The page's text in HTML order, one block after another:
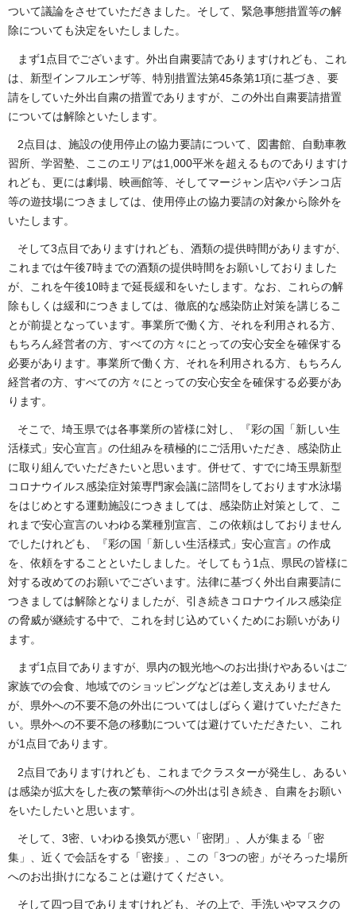
ついて議論をさせていただきました。そして、緊急事態措置等の解
除についても決定をいたしました。
まず1点目でございます。外出自粛要請でありますけれども、これ
は、新型インフルエンザ等、特別措置法第45条第1項に基づき、要
請をしていた外出自粛の措置でありますが、この外出自粛要請措置
については解除といたします。
2点目は、施設の使用停止の協力要請について、図書館、自動車教
習所、学習塾、ここのエリアは1,000平米を超えるものでありますけ
れども、更には劇場、映画館等、そしてマージャン店やパチンコ店
等の遊技場につきましては、使用停止の協力要請の対象から除外を
いたします。
そして3点目でありますけれども、酒類の提供時間がありますが、
これまでは午後7時までの酒類の提供時間をお願いしておりました
が、これを午後10時まで延長緩和をいたします。なお、これらの解
除もしくは緩和につきましては、徹底的な感染防止対策を講じるこ
とが前提となっています。事業所で働く方、それを利用される方、
もちろん経営者の方、すべての方々にとっての安心安全を確保する
必要があります。事業所で働く方、それを利用される方、もちろん
経営者の方、すべての方々にとっての安心安全を確保する必要があ
ります。
そこで、埼玉県では各事業所の皆様に対し、『彩の国「新しい生
活様式」安心宣言』の仕組みを積極的にご活用いただき、感染防止
に取り組んでいただきたいと思います。併せて、すでに埼玉県新型
コロナウイルス感染症対策専門家会議に諮問をしております水泳場
をはじめとする運動施設につきましては、感染防止対策として、こ
れまで安心宣言のいわゆる業種別宣言、この依頼はしておりません
でしたけれども、『彩の国「新しい生活様式」安心宣言』の作成
を、依頼をすることといたしました。そしてもう1点、県民の皆様に
対する改めてのお願いでございます。法律に基づく外出自粛要請に
つきましては解除となりましたが、引き続きコロナウイルス感染症
の脅威が継続する中で、これを封じ込めていくためにお願いがあり
ます。
まず1点目でありますが、県内の観光地へのお出掛けやあるいはご
家族での会食、地域でのショッピングなどは差し支えありません
が、県外への不要不急の外出についてはしばらく避けていただきた
い。県外への不要不急の移動については避けていただきたい、これ
が1点目であります。
2点目でありますけれども、これまでクラスターが発生し、あるい
は感染が拡大をした夜の繁華街への外出は引き続き、自粛をお願い
をいたしたいと思います。
そして、3密、いわゆる換気が悪い「密閉」、人が集まる「密
集」、近くで会話をする「密接」、この「3つの密」がそろった場所
へのお出掛けになることは避けてください。
そして四つ目でありますけれども、その上で、手洗いやマスクの